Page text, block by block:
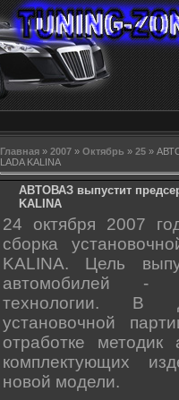
Главная » 2007 » Октябрь » 25 »
LADA KALINA
АВТОВАЗ выпустит
KALINA
24 октября 2007
сборка
KALINA. Цель
автомобилей -
технологии. В
установочной
отработке
комплектующих
новой модели.